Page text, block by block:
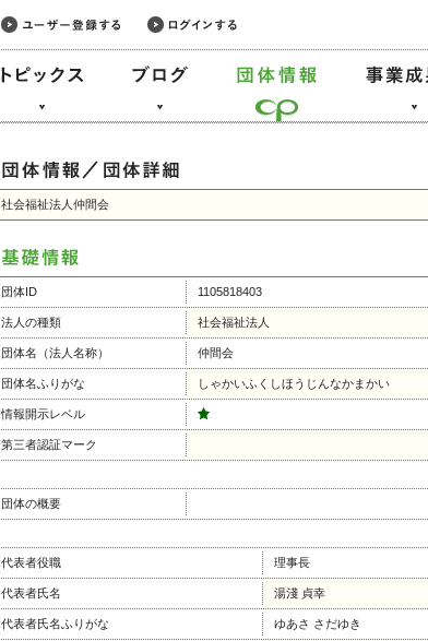
社会福祉法人仲間会
団体ID 1105818403
法人の種類 社会福祉法人
団体名（法人名称） 仲間会
団体名ふりがな しゃかいふくしほうじんなかまかい
情報開示レベル
第三者認証マーク
団体の概要
代表者役職 理事長
代表者氏名 湯淺 貞幸
代表者氏名ふりがな ゆあさ さだゆき